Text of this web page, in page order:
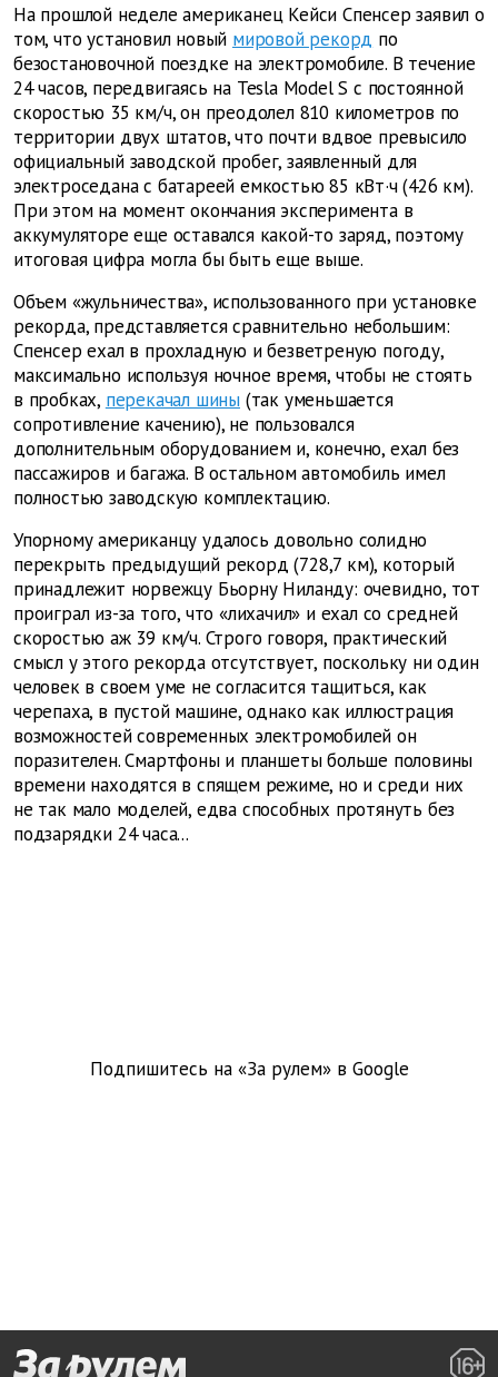
На прошлой неделе американец Кейси Спенсер заявил о
том, что установил новый мировой рекорд по
безостановочной поездке на электромобиле. В течение
24 часов, передвигаясь на Tesla Model S с постоянной
скоростью 35 км/ч, он преодолел 810 километров по
территории двух штатов, что почти вдвое превысило
официальный заводской пробег, заявленный для
электроседана с батареей емкостью 85 кВт·ч (426 км).
При этом на момент окончания эксперимента в
аккумуляторе еще оставался какой-то заряд, поэтому
итоговая цифра могла бы быть еще выше.
Объем «жульничества», использованного при установке
рекорда, представляется сравнительно небольшим:
Спенсер ехал в прохладную и безветреную погоду,
максимально используя ночное время, чтобы не стоять
в пробках, перекачал шины (так уменьшается
сопротивление качению), не пользовался
дополнительным оборудованием и, конечно, ехал без
пассажиров и багажа. В остальном автомобиль имел
полностью заводскую комплектацию.
Упорному американцу удалось довольно солидно
перекрыть предыдущий рекорд (728,7 км), который
принадлежит норвежцу Бьорну Ниланду: очевидно, тот
проиграл из-за того, что «лихачил» и ехал со средней
скоростью аж 39 км/ч. Строго говоря, практический
смысл у этого рекорда отсутствует, поскольку ни один
человек в своем уме не согласится тащиться, как
черепаха, в пустой машине, однако как иллюстрация
возможностей современных электромобилей он
поразителен. Смартфоны и планшеты больше половины
времени находятся в спящем режиме, но и среди них
не так мало моделей, едва способных протянуть без
подзарядки 24 часа...
Подпишитесь на «За рулем» в Google